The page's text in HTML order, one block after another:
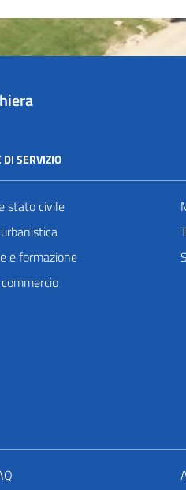
DI SERVIZIO
stato civile
e formazione